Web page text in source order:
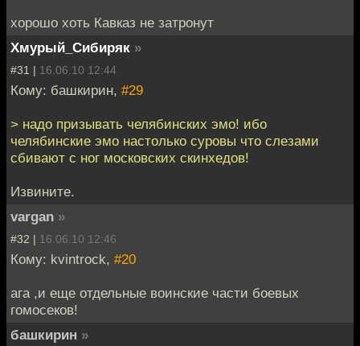
хорошо хоть Кавказ не затронут
Хмурый_Сибиряк »
#31 | 16.06.10 12:44
Кому: башкирин, #29
> надо призывать челябинских эмо! ибо
челябинские эмо настолько суровы что слезами
сбивают с ног московских скинхедов!
Извините.
vargan »
#32 | 16.06.10 12:46
Кому: kvintrock, #20
ага ,и еще отдельные воинские части боевых
гомосеков!
башкирин »